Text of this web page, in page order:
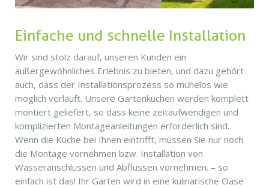
Einfache und schnelle Installation
Wir sind stolz darauf, unseren Kunden ein
außergewöhnliches Erlebnis zu bieten, und dazu gehört
auch, dass der Installationsprozess so mühelos wie
möglich verläuft. Unsere Gartenküchen werden komplett
montiert geliefert, so dass keine zeitaufwendigen und
komplizierten Montageanleitungen erforderlich sind.
Wenn die Küche bei Ihnen eintrifft, müssen Sie nur noch
die Montage vornehmen bzw. Installation von
Wasseranschlüssen und Abflüssen vornehmen. – so
einfach ist das! Ihr Garten wird in eine kulinarische Oase